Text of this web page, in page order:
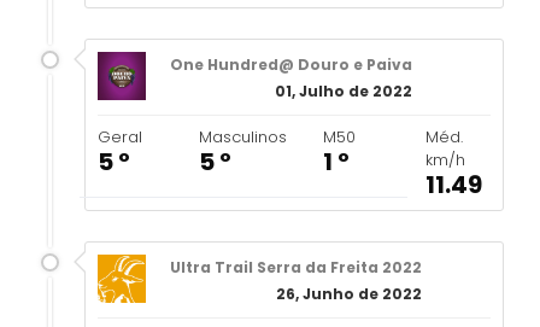
One Hundred@ Douro e Paiva
01, Julho de 2022
Geral
5 º
Masculinos
5 º
M50
1 º
Méd.
km/h
11.49
Ultra Trail Serra da Freita 2022
26, Junho de 2022